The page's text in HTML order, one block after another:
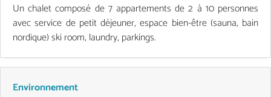
Un chalet composé de 7 appartements de 2 à 10 personnes
avec service de petit déjeuner, espace bien-être (sauna, bain
nordique) ski room, laundry, parkings.
Environnement